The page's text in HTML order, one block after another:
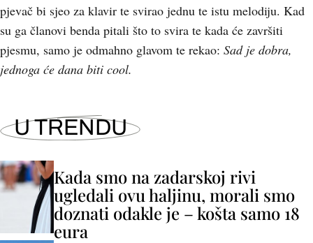
pjevač bi sjeo za klavir te svirao jednu te istu melodiju. Kad
su ga članovi benda pitali što to svira te kada će završiti
pjesmu, samo je odmahno glavom te rekao: Sad je dobra,
jednoga će dana biti cool.
U TRENDU
Kada smo na zadarskoj rivi
ugledali ovu haljinu, morali smo
doznati odakle je – košta samo 18
eura